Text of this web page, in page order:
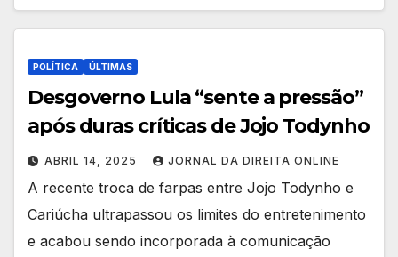
POLÍTICA ÚLTIMAS
Desgoverno Lula “sente a pressão”
após duras críticas de Jojo Todynho
ABRIL 14, 2025 JORNAL DA DIREITA ONLINE
A recente troca de farpas entre Jojo Todynho e
Cariúcha ultrapassou os limites do entretenimento
e acabou sendo incorporada à comunicação